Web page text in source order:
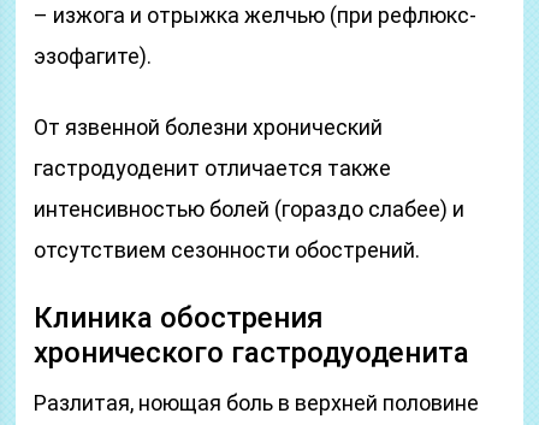
– изжога и отрыжка желчью (при рефлюкс-
эзофагите).
От язвенной болезни хронический
гастродуоденит отличается также
интенсивностью болей (гораздо слабее) и
отсутствием сезонности обострений.
Клиника обострения
хронического гастродуоденита
Разлитая, ноющая боль в верхней половине